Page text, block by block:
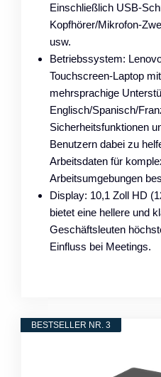
Einschließlich USB-
Kopfhörer/Mikrofon-
usw.
Betriebssystem:
Touchscreen-Laptop
mehrsprachige
Englisch/Spanisch/
Sicherheitsfunktionen
Benutzern dabei zu
Arbeitsdaten für
Arbeitsumgebungen
Display: 10,1 Zoll HD
bietet eine hellere und
Geschäftsleuten
Einfluss bei Meetings.
BESTSELLER NR. 3